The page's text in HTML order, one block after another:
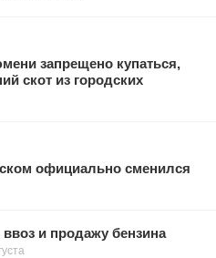
запрещено купаться,
скот из городских
официально сменился
и продажу бензина